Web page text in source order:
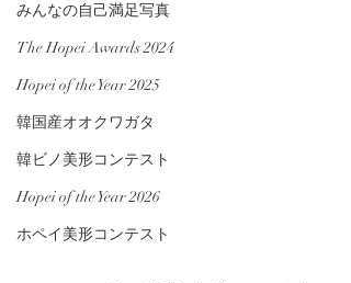
みんなの自己満足写真
The Hopei Awards 2024
Hopei of the Year 2025
韓国産オオクワガタ
韓ビノ美形コンテスト
Hopei of the Year 2026
ホペイ美形コンテスト